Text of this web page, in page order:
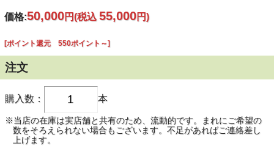
価格:50,000円(税込 55,000円)
[ポイント還元 550ポイント～]
注文
購入数： 本
※当店の在庫は実店舗と共有のため、流動的です。まれにご希望の
数をそろえられない場合もございます。不足があればご連絡差し
上げます。